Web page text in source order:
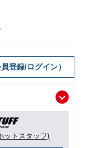
登録/ログイン）
ットスタッフ)